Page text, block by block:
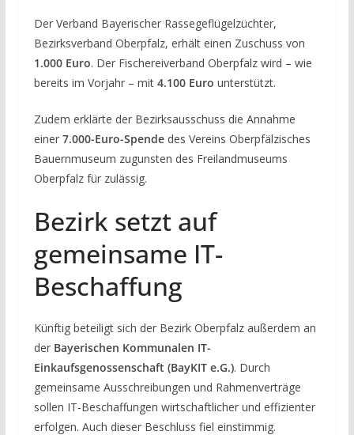
Der Verband Bayerischer Rassegeflügelzüchter,
Bezirksverband Oberpfalz, erhält einen Zuschuss von
1.000 Euro. Der Fischereiverband Oberpfalz wird – wie
bereits im Vorjahr – mit 4.100 Euro unterstützt.
Zudem erklärte der Bezirksausschuss die Annahme
einer 7.000-Euro-Spendedes Vereins Oberpfälzisches
Bauernmuseum zugunsten des Freilandmuseums
Oberpfalz für zulässig.
Bezirk setzt auf
gemeinsame IT-
Beschaffung
Künftig beteiligt sich der Bezirk Oberpfalz außerdem an
der Bayerischen Kommunalen IT-
Einkaufsgenossenschaft (BayKIT e.G.). Durch
gemeinsame Ausschreibungen und Rahmenverträge
sollen IT-Beschaffungen wirtschaftlicher und effizienter
erfolgen. Auch dieser Beschluss fiel einstimmig.